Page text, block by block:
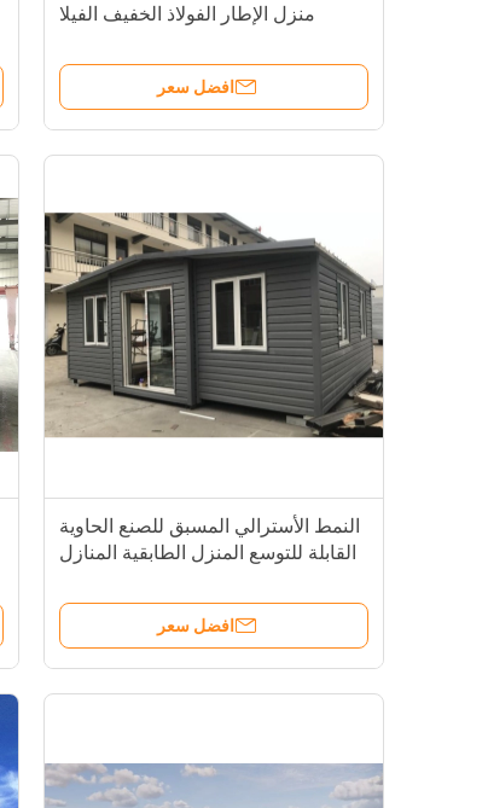
منزل الإطار الفولاذ الخفيف الفيلا
افضل سعر
النمط الأسترالي المسبق للصنع الحاوية
القابلة للتوسع المنزل الطابقية المنازل
افضل سعر